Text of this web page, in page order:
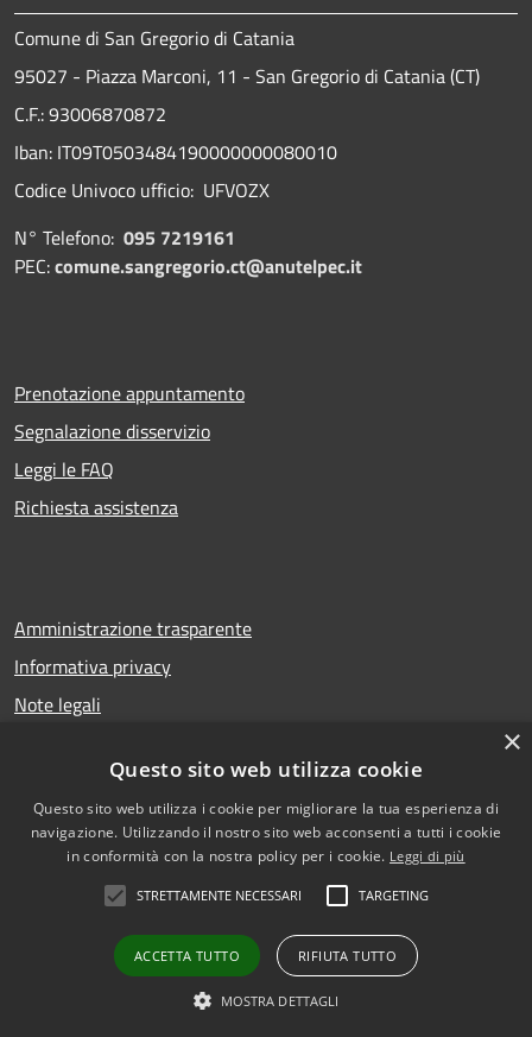
Comune di San Gregorio di Catania
95027 - Piazza Marconi, 11 - San Gregorio di Catania (CT)
C.F.: 93006870872
Iban: IT09T0503484190000000080010
Codice Univoco ufficio: UFVOZX
N° Telefono: 095 7219161
PEC:comune.sangregorio.ct@anutelpec.it
Prenotazione appuntamento
Segnalazione disservizio
Leggi le FAQ
Richiesta assistenza
Amministrazione trasparente
Informativa privacy
Note legali
Accessibilità
Mappa del sito
Vecchio sito istituzionale
Copyright © 2026 • Comune di
Powered byMunicipium
Accesso redazione
×
Questo sito web utilizza cookie
Questo sito web utilizza i cookie per migliorare la tua esperienza di
navigazione. Utilizzando il nostro sito web acconsenti a tutti i cookie
in conformità con la nostra policy per i cookie. Leggi di più
STRETTAMENTE NECESSARI TARGETING
ACCETTA TUTTO RIFIUTA TUTTO
MOSTRA DETTAGLI